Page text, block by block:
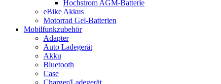
Hochstrom AGM-Batterie
eBike Akkus
Motorrad Gel-Batterien
Mobilfunkzubehör
Adapter
Auto Ladegerät
Akku
Bluetooth
Case
Charger/Ladegerät